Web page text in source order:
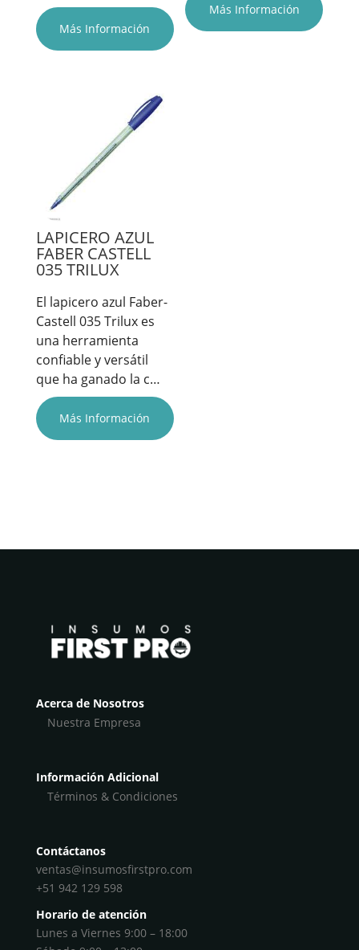
Más Información
Más Información
LAPICERO AZUL
FABER CASTELL
035 TRILUX
El lapicero azul Faber-
Castell 035 Trilux es
una herramienta
confiable y versátil
que ha ganado la c…
Más Información
Acerca de Nosotros
Nuestra Empresa
Información Adicional
Términos & Condiciones
Contáctanos
ventas@insumosfirstpro.com
+51 942 129 598
Horario de atención
Lunes a Viernes 9:00 – 18:00